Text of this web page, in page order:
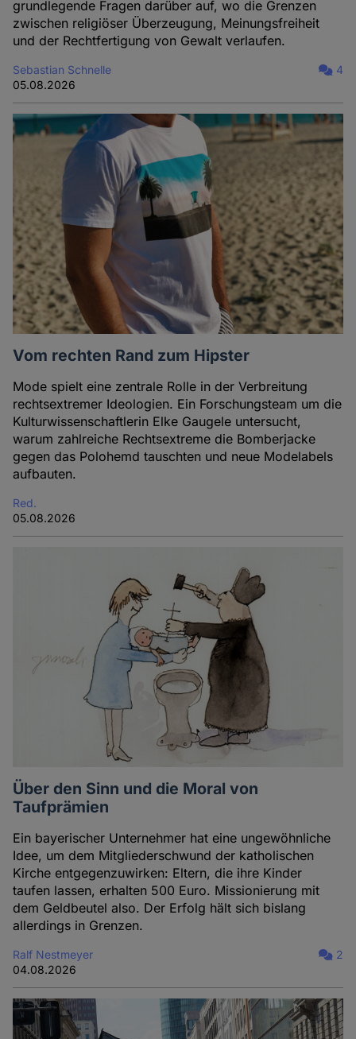
grundlegende Fragen darüber auf, wo die Grenzen
zwischen religiöser Überzeugung, Meinungsfreiheit
und der Rechtfertigung von Gewalt verlaufen.
Sebastian Schnelle
05.08.2026
4
Vom rechten Rand zum Hipster
Mode spielt eine zentrale Rolle in der Verbreitung
rechtsextremer Ideologien. Ein Forschungsteam um die
Kulturwissenschaftlerin Elke Gaugele untersucht,
warum zahlreiche Rechtsextreme die Bomberjacke
gegen das Polohemd tauschten und neue Modelabels
aufbauten.
Red.
05.08.2026
Über den Sinn und die Moral von
Taufprämien
Ein bayerischer Unternehmer hat eine ungewöhnliche
Idee, um dem Mitgliederschwund der katholischen
Kirche entgegenzuwirken: Eltern, die ihre Kinder
taufen lassen, erhalten 500 Euro. Missionierung mit
dem Geldbeutel also. Der Erfolg hält sich bislang
allerdings in Grenzen.
Ralf Nestmeyer
04.08.2026
2